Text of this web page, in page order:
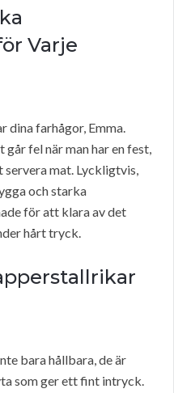
Varje
dina farhågor, Emma.
går fel när man har en fest,
servera mat. Lyckligtvis,
och starka
för att klara av det
hårt tryck.
bara hållbara, de är
som ger ett fint intryck.